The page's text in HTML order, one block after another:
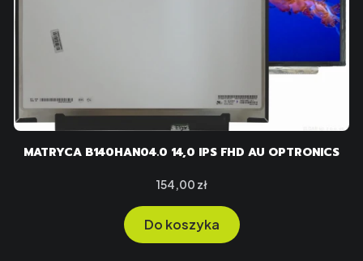
MATRYCA B140HAN04.0 14,0 IPS FHD AU OPTRONICS
Cena
154,00 zł
Do koszyka